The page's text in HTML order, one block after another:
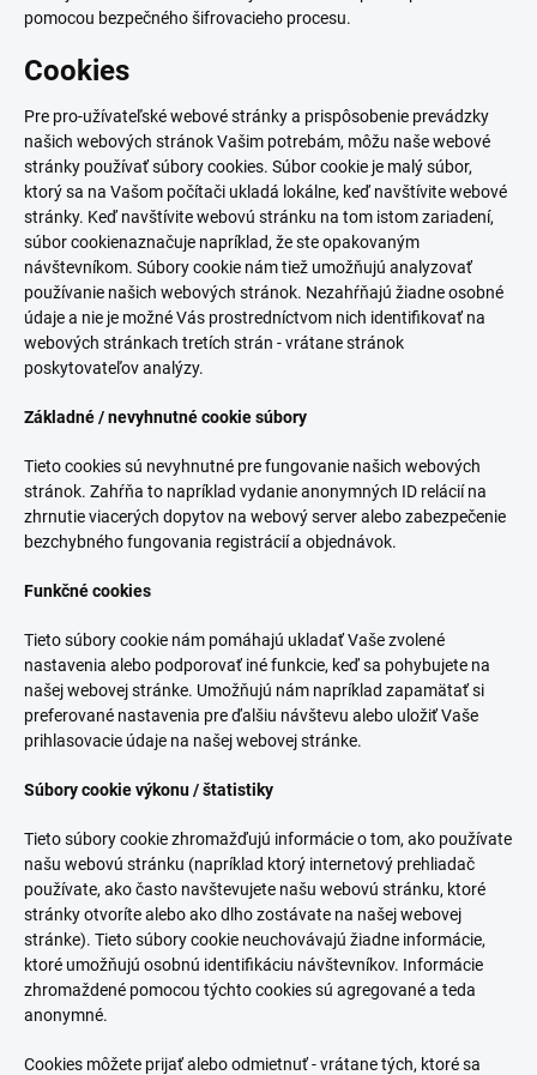
pomocou bezpečného šifrovacieho procesu.
Cookies
Pre pro-užívateľské webové stránky a prispôsobenie prevádzky
našich webových stránok Vašim potrebám, môžu naše webové
stránky používať súbory cookies. Súbor cookie je malý súbor,
ktorý sa na Vašom počítači ukladá lokálne, keď navštívite webové
stránky. Keď navštívite webovú stránku na tom istom zariadení,
súbor cookienaznačuje napríklad, že ste opakovaným
návštevníkom. Súbory cookie nám tiež umožňujú analyzovať
používanie našich webových stránok. Nezahŕňajú žiadne osobné
údaje a nie je možné Vás prostredníctvom nich identifikovať na
webových stránkach tretích strán - vrátane stránok
poskytovateľov analýzy.
Základné / nevyhnutné cookie súbory
Tieto cookies sú nevyhnutné pre fungovanie našich webových
stránok. Zahŕňa to napríklad vydanie anonymných ID relácií na
zhrnutie viacerých dopytov na webový server alebo zabezpečenie
bezchybného fungovania registrácií a objednávok.
Funkčné cookies
Tieto súbory cookie nám pomáhajú ukladať Vaše zvolené
nastavenia alebo podporovať iné funkcie, keď sa pohybujete na
našej webovej stránke. Umožňujú nám napríklad zapamätať si
preferované nastavenia pre ďalšiu návštevu alebo uložiť Vaše
prihlasovacie údaje na našej webovej stránke.
Súbory cookie výkonu / štatistiky
Tieto súbory cookie zhromažďujú informácie o tom, ako používate
našu webovú stránku (napríklad ktorý internetový prehliadač
používate, ako často navštevujete našu webovú stránku, ktoré
stránky otvoríte alebo ako dlho zostávate na našej webovej
stránke). Tieto súbory cookie neuchovávajú žiadne informácie,
ktoré umožňujú osobnú identifikáciu návštevníkov. Informácie
zhromaždené pomocou týchto cookies sú agregované a teda
anonymné.
Cookies môžete prijať alebo odmietnuť - vrátane tých, ktoré sa